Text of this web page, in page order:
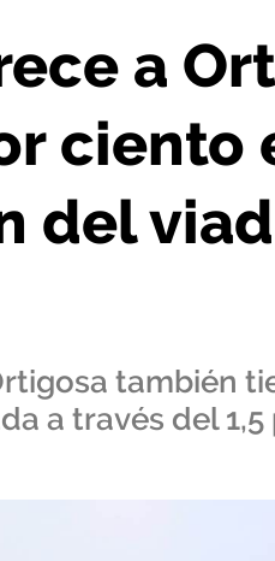
a
ciento
del
también
a través del